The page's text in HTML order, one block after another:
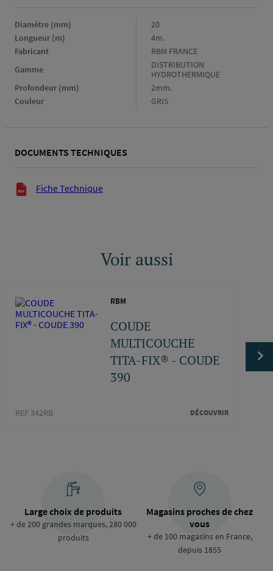
Diamètre (mm)
Diamètre
(mm)
20
Longueur (m)
Longueur
(m)
4m.
Fabricant
Fabricant
RBM FRANCE
Gamme
Gamme
DISTRIBUTION
HYDROTHERMIQUE
Profondeur (mm)
Profondeur
(mm)
2mm.
Couleur
Couleur
GRIS
DOCUMENTS TECHNIQUES
Documents techniques
Fiche Technique
Voir aussi
RBM
COUDE
MULTICOUCHE
TITA-FIX® - COUDE
390
REF 342RB DÉCOUVRIR
Large choix de produits
+ de 200 grandes marques, 280 000
produits
Magasins proches de chez
vous
+ de 100 magasins en France,
depuis 1855